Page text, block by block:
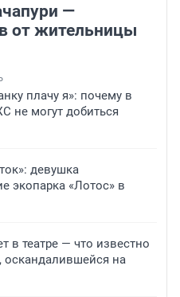
—
от жительницы
плачу я»: почему в
не могут добиться
девушка
экопарка «Лотос» в
в театре — что известно
оскандалившейся на